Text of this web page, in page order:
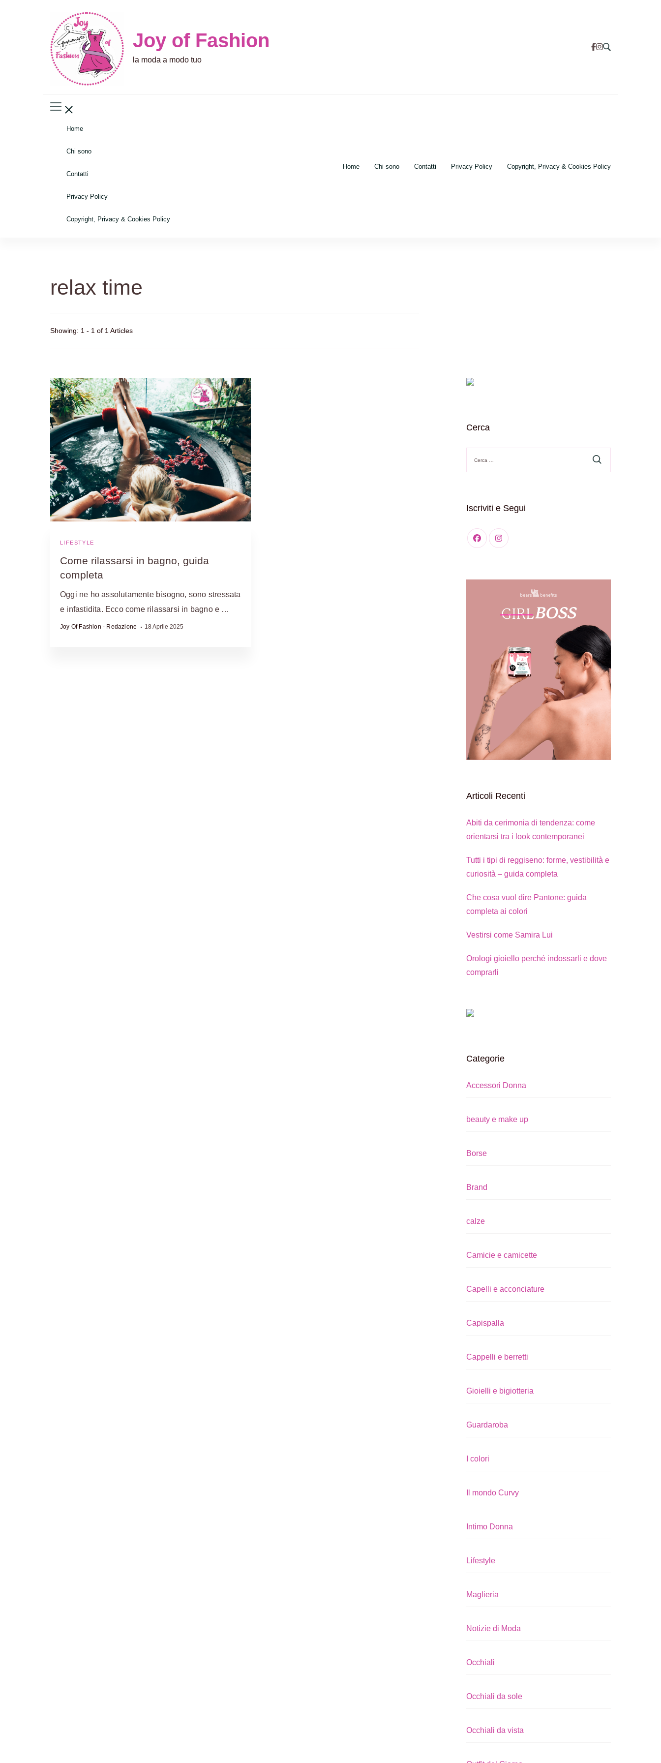
Joy of Fashion
la moda a modo tuo
Home
Chi sono
Contatti
Privacy Policy
Copyright, Privacy & Cookies Policy
Home Chi sono Contatti Privacy Policy Copyright, Privacy & Cookies Policy
relax time
Showing: 1 - 1 of 1 Articles
LIFESTYLE
Come rilassarsi in bagno, guida
completa
Oggi ne ho assolutamente bisogno, sono stressata
e infastidita. Ecco come rilassarsi in bagno e …
Joy Of Fashion - Redazione 18 Aprile 2025
Cerca
per:
Iscriviti e Segui
Articoli Recenti
Abiti da cerimonia di tendenza: come
orientarsi tra i look contemporanei
Tutti i tipi di reggiseno: forme, vestibilità e
curiosità – guida completa
Che cosa vuol dire Pantone: guida
completa ai colori
Vestirsi come Samira Lui
Orologi gioiello perché indossarli e dove
comprarli
Categorie
Accessori Donna
beauty e make up
Borse
Brand
calze
Camicie e camicette
Capelli e acconciature
Capispalla
Cappelli e berretti
Gioielli e bigiotteria
Guardaroba
I colori
Il mondo Curvy
Intimo Donna
Lifestyle
Maglieria
Notizie di Moda
Occhiali
Occhiali da sole
Occhiali da vista